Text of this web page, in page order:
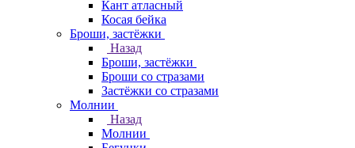
Кант атласный
Косая бейка
Броши, застёжки
Назад
Броши, застёжки
Броши со стразами
Застёжки со стразами
Молнии
Назад
Молнии